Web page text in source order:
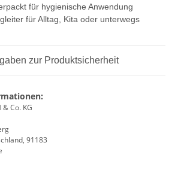
für hygienische Anwendung
für Alltag, Kita oder unterwegs
zur Produktsicherheit
Co. KG
91183